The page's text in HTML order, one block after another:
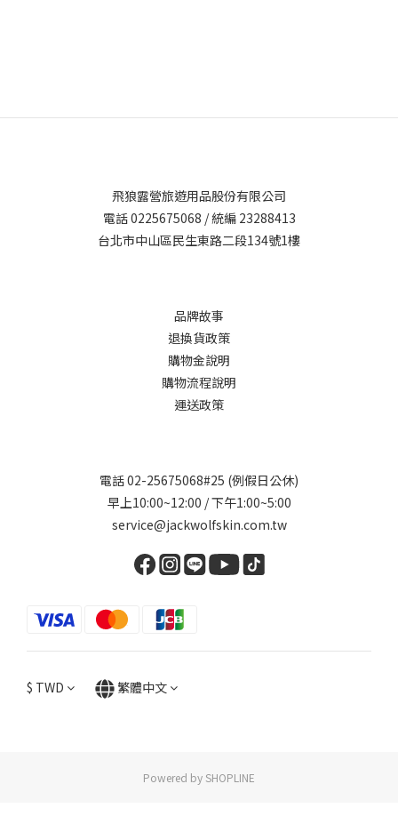
飛狼露營旅遊用品股份有限公司
電話 0225675068 / 統編 23288413
台北市中山區民生東路二段134號1樓
品牌故事
退換貨政策
購物金說明
購物流程說明
運送政策
電話 02-25675068#25 (例假日公休)
早上10:00~12:00 / 下午1:00~5:00
service@jackwolfskin.com.tw
$ TWD 繁體中文
Powered by SHOPLINE